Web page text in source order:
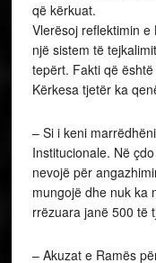
që kërkuat.
Vlerësoj reflektimin
një sistem të
tepërt. Fakti që
Kërkesa tjetër ka
– Si i keni
Institucionale. Në
nevojë për
mungojë dhe nuk ka
rrëzuara janë 500 të
– Akuzat e Ramës